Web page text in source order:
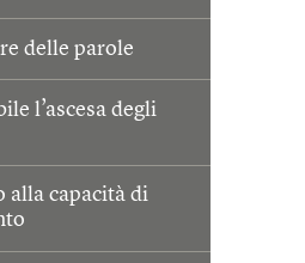
delle parole
l’ascesa degli
alla capacità di